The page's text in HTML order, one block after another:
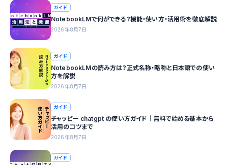
ガイド
NotebookLMで何ができる？機能・使い方・活用術を徹底解説
2026年8月7日
ガイド
NotebookLMの読み方は？正式名称・略称と日本語での使い
方を解説
2026年8月7日
ガイド
チャッピー chatgpt の使い方ガイド｜無料で始める基本から
活用のコツまで
2026年8月7日
ガイド